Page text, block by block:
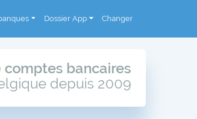
Dossier App Changer
comptes bancaires
depuis 2009